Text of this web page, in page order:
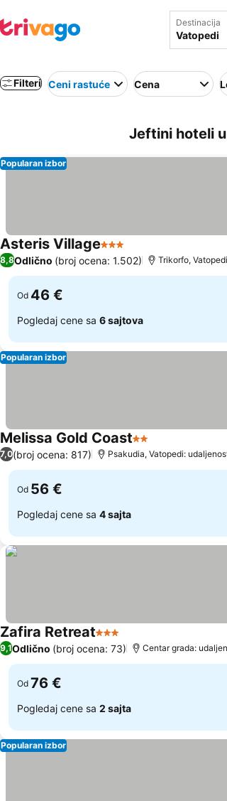
Destinacija
Filteri Ceni rastuće Cena
Jeftini hoteli
Popularan izbor
Asteris Village3 Zvezdice
8,8Odlično (broj ocena: 1.502) Trikorfo,
Od 46 €
Pogledaj cene sa 6 sajtova
Popularan izbor
Melissa Gold Coast2 Zvezdice
7,0(broj ocena: 817) Psakudia, Vatopedi:
Od 56 €
Pogledaj cene sa 4 sajta
Zafira Retreat3 Zvezdice
9,1Odlično (broj ocena: 73) Centar grada:
Od 76 €
Pogledaj cene sa 2 sajta
Popularan izbor